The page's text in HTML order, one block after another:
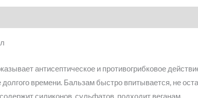
антисептическое и противогрибковое
времени. Бальзам быстро впитывается, не
силиконов, сульфатов, подходит веганам.